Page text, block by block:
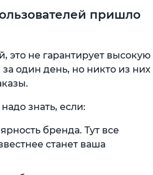
пришло
это не гарантирует высокую
один день, но никто из них
знать, если:
бренда. Тут все
станет ваша